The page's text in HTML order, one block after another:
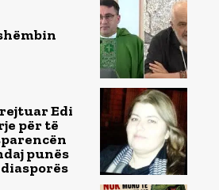
Edi
për të
punës